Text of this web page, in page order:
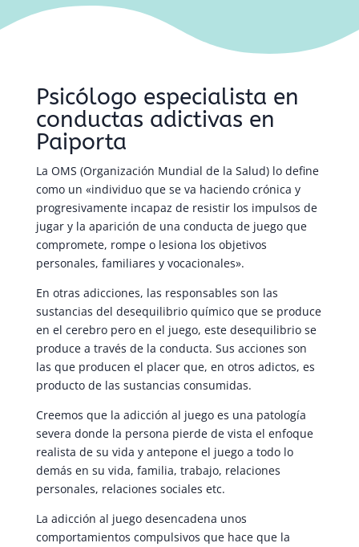
Psicólogo especialista en
conductas adictivas en
Paiporta
La OMS (Organización Mundial de la Salud) lo define
como un «individuo que se va haciendo crónica y
progresivamente incapaz de resistir los impulsos de
jugar y la aparición de una conducta de juego que
compromete, rompe o lesiona los objetivos
personales, familiares y vocacionales».
En otras adicciones, las responsables son las
sustancias del desequilibrio químico que se produce
en el cerebro pero en el juego, este desequilibrio se
produce a través de la conducta. Sus acciones son
las que producen el placer que, en otros adictos, es
producto de las sustancias consumidas.
Creemos que la adicción al juego es una patología
severa donde la persona pierde de vista el enfoque
realista de su vida y antepone el juego a todo lo
demás en su vida, familia, trabajo, relaciones
personales, relaciones sociales etc.
La adicción al juego desencadena unos
comportamientos compulsivos que hace que la